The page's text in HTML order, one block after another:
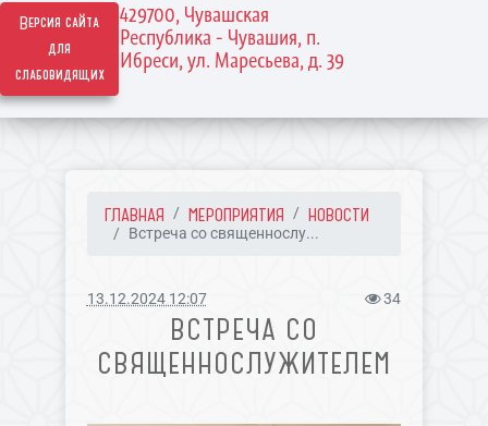
Версия сайта
для
слабовидящих
429700, Чувашская
Республика - Чувашия, п.
Ибреси, ул. Маресьева, д. 39
ГЛАВНАЯ МЕРОПРИЯТИЯ НОВОСТИ
Встреча со священнослу...
13.12.2024 12:07 34
ВСТРЕЧА СО
СВЯЩЕННОСЛУЖИТЕЛЕМ